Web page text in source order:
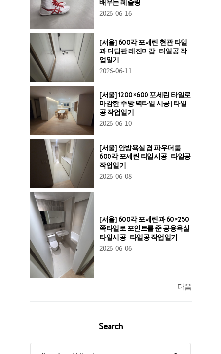
배우는 레슬링
2026-06-16
[서울] 600각 포세린 현관 타일
과 디딤판 레진마감 | 타일공 작
업일기
2026-06-11
[서울] 1200×600 포세린 타일로
마감한 주방 벽타일 시공 | 타일
공 작업일기
2026-06-10
[서울] 안방욕실 겸 파우더룸
600각 포세린 타일시공 | 타일공
작업일기
2026-06-08
[서울] 600각 포세린과 60×250
쪽타일로 포인트를 준 공용욕실
타일시공 | 타일공 작업일기
2026-06-06
다음
Search